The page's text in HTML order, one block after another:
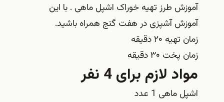
آموزش طرز تهیه خوراک اشپل ماهی . با این
آموزش آشپزی در هفت گنج همراه باشید.
زمان تهیه ۲۰ دقیقه
زمان پخت ۳۰ دقیقه
مواد لازم برای 4 نفر
اشپل ماهی 1 عدد